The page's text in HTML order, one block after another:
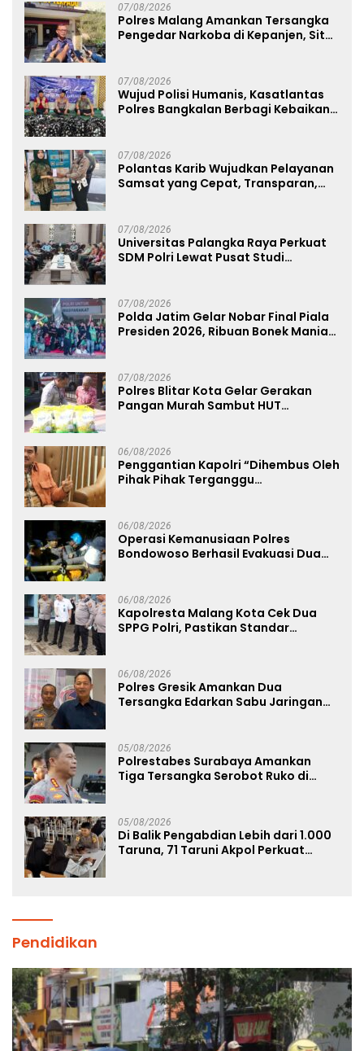
07/08/2026
Polres Malang Amankan Tersangka
Pengedar Narkoba di Kepanjen, Sita
07/08/2026
Wujud Polisi Humanis, Kasatlantas
Polres Bangkalan Berbagi Kebaikan
07/08/2026
Polantas Karib Wujudkan Pelayanan
Samsat yang Cepat, Transparan,
07/08/2026
Universitas Palangka Raya Perkuat
SDM Polri Lewat Pusat Studi
07/08/2026
Polda Jatim Gelar Nobar Final Piala
Presiden 2026, Ribuan Bonek Mania
07/08/2026
Polres Blitar Kota Gelar Gerakan
Pangan Murah Sambut HUT
06/08/2026
Penggantian Kapolri “Dihembus Oleh
Pihak Pihak Terganggu
06/08/2026
Operasi Kemanusiaan Polres
Bondowoso Berhasil Evakuasi Dua
06/08/2026
Kapolresta Malang Kota Cek Dua
SPPG Polri, Pastikan Standar
06/08/2026
Polres Gresik Amankan Dua
Tersangka Edarkan Sabu Jaringan
05/08/2026
Polrestabes Surabaya Amankan
Tiga Tersangka Serobot Ruko di
05/08/2026
Di Balik Pengabdian Lebih dari 1.000
Taruna, 71 Taruni Akpol Perkuat
Pendidikan